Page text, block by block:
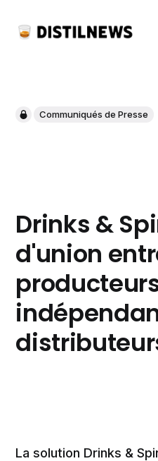
Communiqués de Presse
Drinks &
d'union
La solution Drinks &